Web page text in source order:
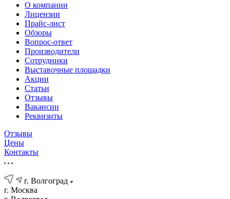
О компании
Лицензии
Прайс-лист
Обзоры
Вопрос-ответ
Производители
Сотрудники
Выставочные площадки
Акции
Статьи
Отзывы
Вакансии
Реквизиты
Отзывы
Цены
Контакты
г. Волгоград
г. Москва